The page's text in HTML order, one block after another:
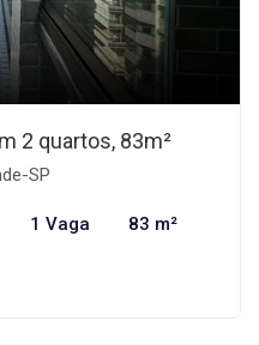
2 quartos, 83m²
SP
1 Vaga 83 m²